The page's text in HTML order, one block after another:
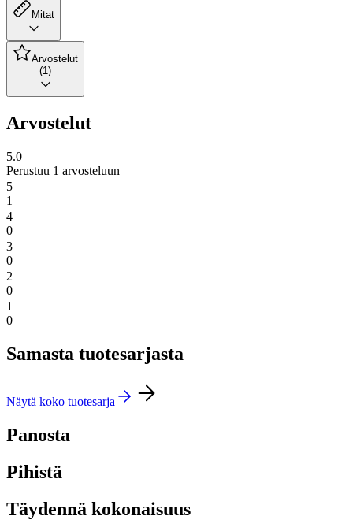
Mitat
Arvostelut
(1)
Arvostelut
5.0
Perustuu 1 arvosteluun
5
1
4
0
3
0
2
0
1
0
Samasta tuotesarjasta
Näytä koko tuotesarja
Panosta
Pihistä
Täydennä kokonaisuus